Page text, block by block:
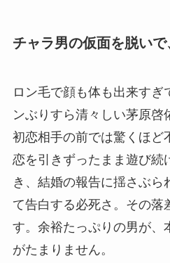
チャラ男の仮面を脱い
ロン毛で顔も体も出来すぎ
ンぶりすら清々しい茅原啓
初恋相手の前では驚くほど
恋を引きずったまま遊び続
き、結婚の報告に揺さぶら
て告白する必死さ。その落
す。余裕たっぷりの男が、
がたまりません。